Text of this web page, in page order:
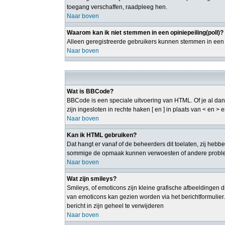
toegang verschaffen, raadpleeg hen.
Naar boven
Waarom kan ik niet stemmen in een opiniepeiling(poll)?
Alleen geregistreerde gebruikers kunnen stemmen in
Naar boven
Wat is BBCode?
BBCode is een speciale uitvoering van HTML. Of je al
zijn ingesloten in rechte haken [ en ] in plaats van < en >
Naar boven
Kan ik HTML gebruiken?
Dat hangt er vanaf of de beheerders dit toelaten, zij
sommige de opmaak kunnen verwoesten of andere
Naar boven
Wat zijn smileys?
Smileys, of emoticons zijn kleine grafische afbeeldingen
van emoticons kan gezien worden via het
bericht in zijn geheel te verwijderen
Naar boven